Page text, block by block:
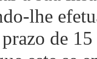
lhe
de